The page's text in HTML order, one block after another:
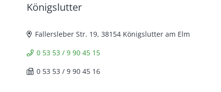
Königslutter
Fallersleber Str. 19, 38154 Königslutter am Elm
0 53 53 / 9 90 45 15
0 53 53 / 9 90 45 16